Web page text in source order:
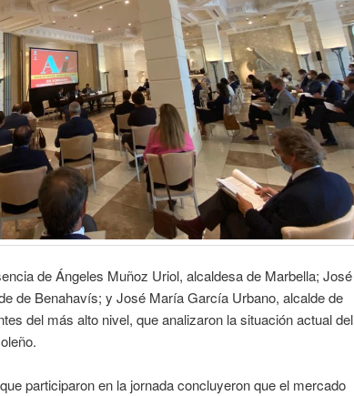
de Ángeles Muñoz Uriol, alcaldesa de Marbella; José
de Benahavís; y José María García Urbano, alcalde de
del más alto nivel, que analizaron la situación actual del
participaron en la jornada concluyeron que el mercado